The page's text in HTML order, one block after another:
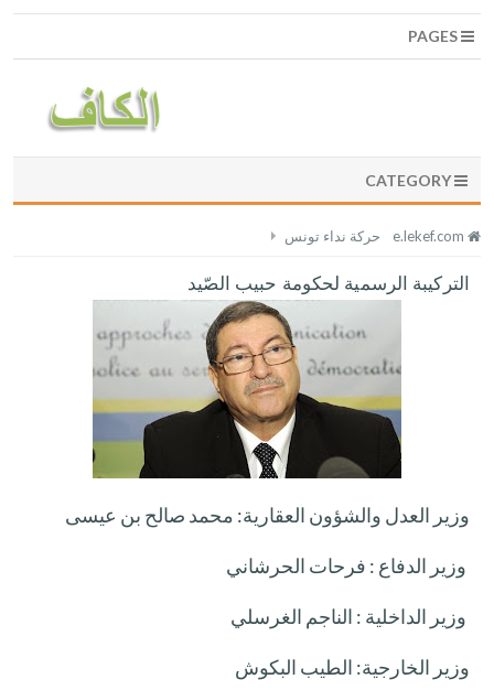
CATEGORY
حركة نداء تونس
التركيبة الرسمية لحكومة حبيب الصّيد
وزير العدل والشؤون العقارية: محمد صالح بن عيسى
وزير الدفاع : فرحات الحرشاني
وزير الداخلية : الناجم الغرسلي
وزير الخارجية: الطيب البكوش